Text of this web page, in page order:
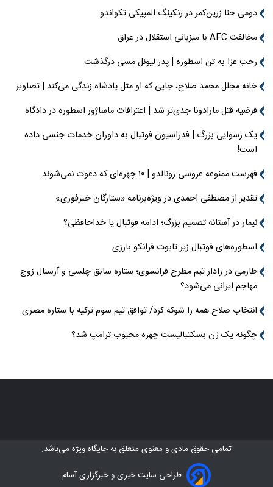
دومی حنا زرین‌کمر در رنکینگ المپیکی تکواندو
مخالفت AFC با میزبانی استقلال در عراق
رختِ عزا به تن اسطوره | پدر لیونل مسی درگذشت
خانه مجلل محمد صلاح، جایی که او مثل پادشاه زندگی می‌کند | تصاویر
فرضیه قتل مارادونا جدی‌تر شد | اعترافات ماساژور اسطوره در دادگاه
یک رسوایی بزرگ | فدراسیون فوتبال به داوران خدمات جنسی داده
است!
فهرست ممنوعه عروسی رونالدو | ۱۰ چهره‌ای که دعوت نمی‌شوند
تقدیر از مصطفی احمدی در ویژه‌برنامه «ستارگان خبرفوری»
نیمار در آستانه تصمیم بزرگ؛ ادامه فوتبال یا خداحافظی؟
اسطوره‌های فوتبال زیر تابوت فرانکو بارزی
طارمی در رادار تیم مطرح فرانسوی؛ ستاره سابق چلسی و آرسنال زوج
مهاجم ایرانی می‌شود؟
انتخاب صلاح همه را شوکه کرد/ توافق تیم سوم ترکیه با ستاره مصری
چگونه یک زن بسکتبالیست چهره محبوب ترامپ شد؟
تمامی حقوق مادی و معنوی متعلق بهجایگاه ویژهمی‌باشد.
طراحی سایت خبری و خبرگزاری آسام